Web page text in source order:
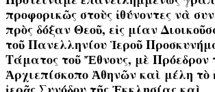
προφορικῶς στοὺς ἰθύνοντες νὰ
πρὸς δόξαν Θεοῦ, εἰς μίαν
τοῦ Πανελληνίου Ἱεροῦ
Τάματος τοῦ Ἔθνους, μὲ Πρόεδρον
Ἀρχιεπίσκοπο Ἀθηνῶν καὶ μέλη τὸ